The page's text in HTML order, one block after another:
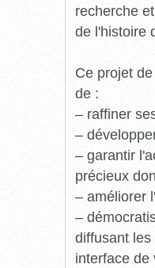
recherche
de l'histoire
Ce projet
de :
– raffiner
–
– garantir
précieux
– améliorer
–
diffusant
interface de